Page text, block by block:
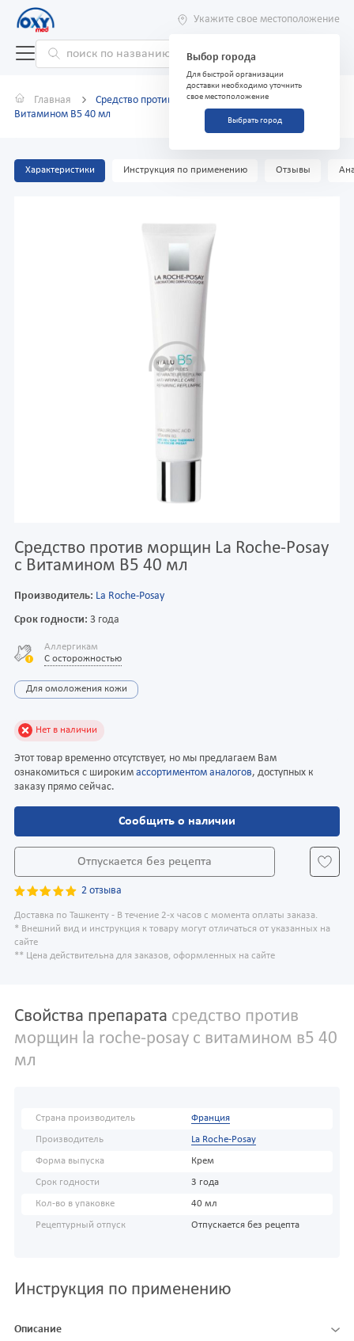
Укажите свое местоположение
Выбор города
Для быстрой организации
доставки необходимо уточнить
свое местоположение
Выбрать город
Главная
Средство против морщин La Roche-Posay с
Витамином В5 40 мл
Характеристики Инструкция по применению Отзывы
Средство против морщин La Roche-Posay
с Витамином В5 40 мл
Производитель: La Roche-Posay
Срок годности: 3 года
Аллергикам
С осторожностью
Для омоложения кожи
Нет в наличии
Этот товар временно отсутствует, но мы предлагаем Вам
ознакомиться с широким ассортиментом аналогов, доступных к
заказу прямо сейчас.
Сообщить о наличии
Отпускается без рецепта
2 отзыва
Доставка по Ташкенту - В течение 2-х часов с момента оплаты заказа.
* Внешний вид и инструкция к товару могут отличаться от указанных на
сайте
** Цена действительна для заказов, оформленных на сайте
Свойства препарата средство против
морщин la roche-posay с витамином в5 40
мл
Страна производитель Франция
Производитель La Roche-Posay
Форма выпуска Крем
Срок годности 3 года
Кол-во в упаковке 40 мл
Рецептурный отпуск Отпускается без рецепта
Инструкция по применению
Описание